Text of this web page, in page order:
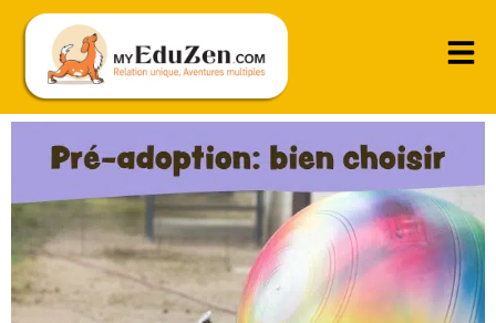
Casting de chien : comment bien choisir son futur
chien ?